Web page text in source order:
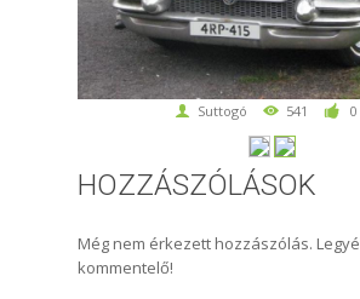
Suttogó 541 0
HOZZÁSZÓLÁSOK
Még nem érkezett hozzászólás.
kommentelő!